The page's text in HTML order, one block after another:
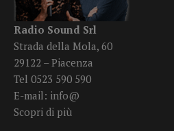
Radio Sound Srl
Strada della Mola, 60
29122 – Piacenza
Tel 0523 590 590
E-mail: info@
Scopri di più